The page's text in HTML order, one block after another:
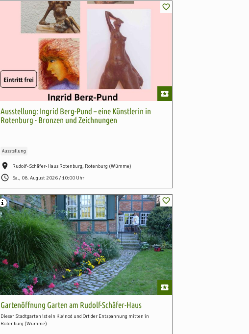
Ausstellung: Ingrid Berg-Pund – eine Künstlerin in
Rotenburg - Bronzen und Zeichnungen
Rudolf-Schäfer-Haus Rotenburg, Rotenburg (Wümme)
Sa., 08. August 2026 / 10:00 Uhr
Ausstellung
Gartenöffnung Garten am Rudolf-Schäfer-Haus
Dieser Stadtgarten ist ein Kleinod und Ort der Entspannung mitten in
Rotenburg (Wümme)